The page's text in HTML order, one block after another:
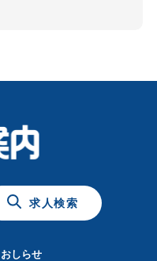
求人検索
おしらせ